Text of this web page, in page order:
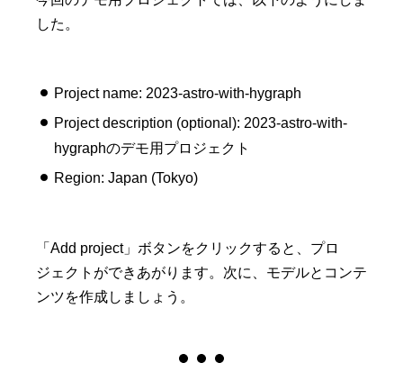
した。
Project name: 2023-astro-with-hygraph
Project description (optional): 2023-astro-with-
hygraphのデモ用プロジェクト
Region: Japan (Tokyo)
「Add project」ボタンをクリックすると、プロ
ジェクトができあがります。次に、モデルとコンテ
ンツを作成しましょう。